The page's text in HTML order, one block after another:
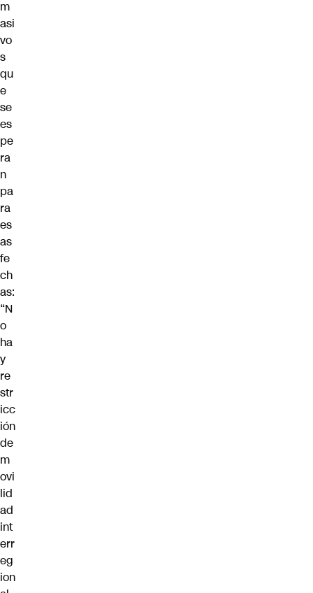
m
asi
vo
s
qu
e
se
es
pe
ra
n
pa
ra
es
as
fe
ch
as:
“N
o
ha
y
re
str
icc
ión
de
m
ovi
lid
ad
int
err
eg
ion